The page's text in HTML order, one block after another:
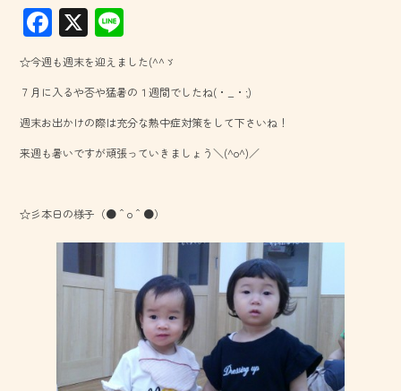
F
ac
e
b
o
ok
X
ne
☆今週も週末を迎えました(^^ゞ
７月に入るや否や猛暑の１週間でしたね(・_・;)
週末お出かけの際は充分な熱中症対策をして下さいね！
来週も暑いですが頑張っていきましょう＼(^o^)／
☆彡本日の様子（●＾o＾●）